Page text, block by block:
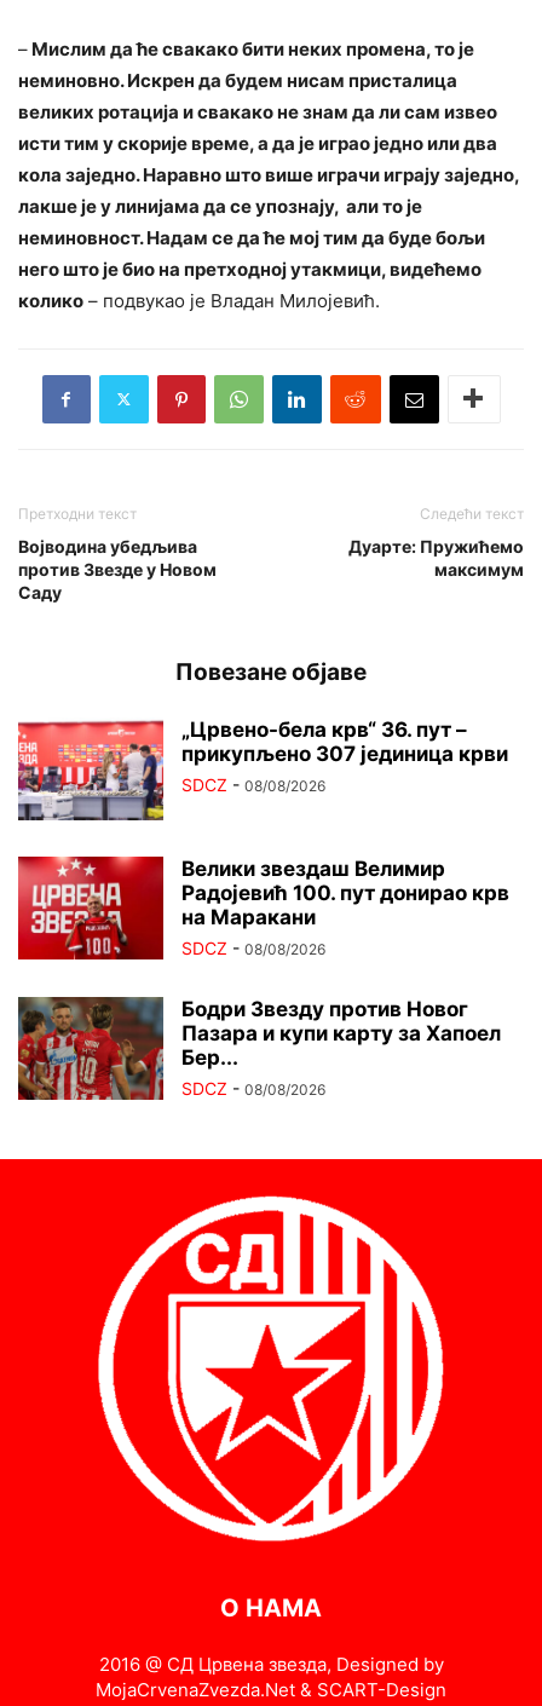
– Мислим да ће свакако бити неких промена, то је
неминовно. Искрен да будем нисам присталица
великих ротација и свакако не знам да ли сам извео
исти тим у скорије време, а да је играо једно или два
кола заједно. Наравно што више играчи играју заједно,
лакше је у линијама да се упознају, али то је
неминовност. Надам се да ће мој тим да буде бољи
него што је био на претходној утакмици, видећемо
колико – подвукао је Владан Милојевић.
Претходни текст
Војводина убедљива
против Звезде у Новом
Саду
Следећи текст
Дуарте: Пружићемо
максимум
Повезане објаве
„Црвено-бела крв“ 36. пут –
прикупљено 307 јединица крви
SDCZ - 08/08/2026
Велики звездаш Велимир
Радојевић 100. пут донирао крв
на Маракани
SDCZ - 08/08/2026
Бодри Звезду против Новог
Пазара и купи карту за Хапоел
Бер...
SDCZ - 08/08/2026
О НАМА
2016 @ СД Црвена звезда, Designed by
MojaCrvenaZvezda.Net & SCART-Design